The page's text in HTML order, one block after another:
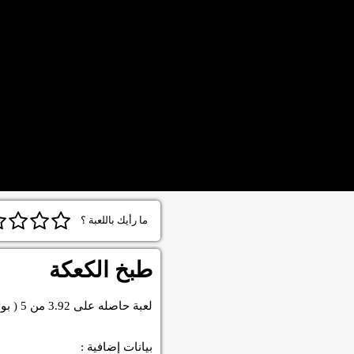
ما رأيك باللعبة ؟
طبخ الكعكة
لعبة حاصله على 3.92 من 5
(
بيانات إضافية :